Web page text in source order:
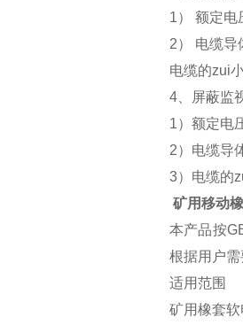
1）
额定电
2）
电缆导
电缆的zui
4、屏蔽监
1）额定电
2）电缆导
3）电缆的
矿用移动
本产品按
根据用户
适用范围
矿用橡套